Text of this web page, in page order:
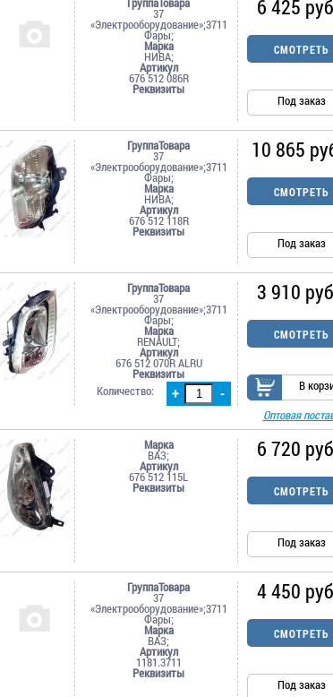
37
«Электрооборудование»;3711
Фары;
Марка
НИВА;
Артикул
676 512 086R
Реквизиты
6 425
СМОТРЕТЬ
Под заказ
ГруппаТовара
37
«Электрооборудование»;3711
Фары;
Марка
НИВА;
Артикул
676 512 118R
Реквизиты
10 865
СМОТРЕТЬ
Под заказ
ГруппаТовара
37
«Электрооборудование»;3711
Фары;
Марка
RENAULT;
Артикул
676 512 070R ALRU
Реквизиты
+ -
Количество:
3 910
СМОТРЕТЬ
В
Оптовая
Марка
ВАЗ;
Артикул
676 512 115L
Реквизиты
6 720
СМОТРЕТЬ
Под заказ
ГруппаТовара
37
«Электрооборудование»;3711
Фары;
Марка
ВАЗ;
Артикул
1181.3711
Реквизиты
4 450
СМОТРЕТЬ
Под заказ